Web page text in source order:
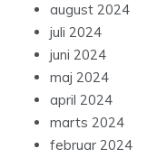
august 2024
juli 2024
juni 2024
maj 2024
april 2024
marts 2024
februar 2024